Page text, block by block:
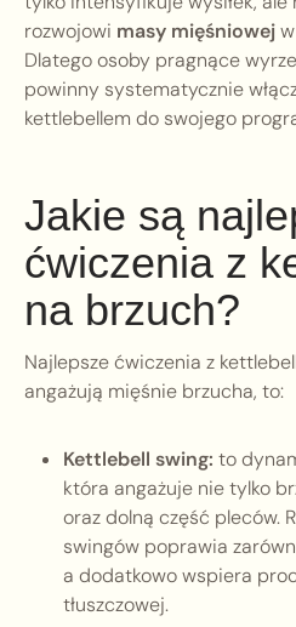
rozwojowi masy mięśniowej
Dlatego osoby pragnące
powinny systematycznie
kettlebellem do swojego
Jakie są
ćwiczenia z
na brzuch?
Najlepsze ćwiczenia z
angażują mięśnie brzucha, to:
Kettlebell swing: to
która angażuje nie tylko
oraz dolną część pleców.
swingów poprawia
a dodatkowo wspiera
tłuszczowej.